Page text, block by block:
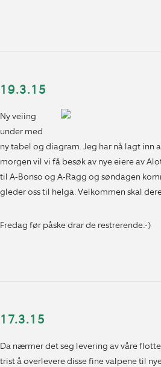
19.3.15
Ny veiing
under med
ny tabel og diagram. Jeg har nå lagt inn
morgen vil vi få besøk av nye eiere av
til A-Bonso og A-Ragg og søndagen
gleder oss til helga. Velkommen skal
Fredag før påske drar de restrerende:-)
17.3.15
Da nærmer det seg levering av våre
trist å overlevere disse fine valpene til